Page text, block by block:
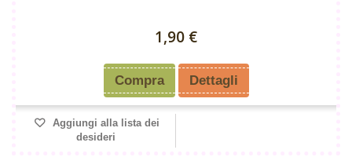
1,90 €
Compra Dettagli
Aggiungi alla lista dei
desideri